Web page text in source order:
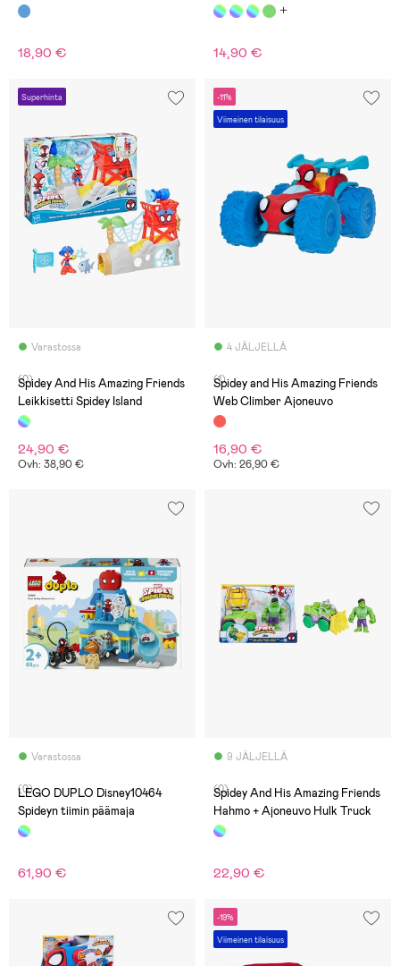
Captain America: Steve Rogers
18,90 €
Morales
14,90 €
Superhinta
Varastossa
(0)
Spidey And His Amazing Friends
Leikkisetti Spidey Island
24,90 €
Ovh: 38,90 €
-11%
Viimeinen tilaisuus
4 JÄLJELLÄ
(1)
Spidey and His Amazing Friends
Web Climber Ajoneuvo
16,90 €
Ovh: 26,90 €
Varastossa
(0)
LEGO DUPLO Disney10464
Spideyn tiimin päämaja
61,90 €
9 JÄLJELLÄ
(0)
Spidey And His Amazing Friends
Hahmo + Ajoneuvo Hulk Truck
22,90 €
-19%
Viimeinen tilaisuus